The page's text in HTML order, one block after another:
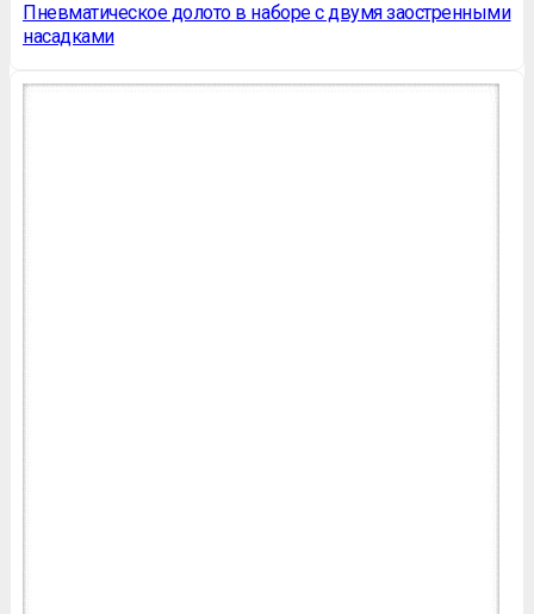
Пневматическое долото в наборе с двумя заостренными
насадками